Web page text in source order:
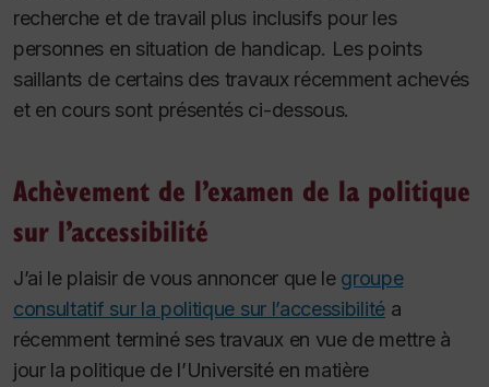
recherche et de travail plus inclusifs pour les
personnes en situation de handicap. Les points
saillants de certains des travaux récemment achevés
et en cours sont présentés ci-dessous.
Achèvement de l’examen de la politique
sur l’accessibilité
J’ai le plaisir de vous annoncer que le groupe
consultatif sur la politique sur l’accessibilitéa
récemment terminé ses travaux en vue de mettre à
jour la politique de l’Université en matière